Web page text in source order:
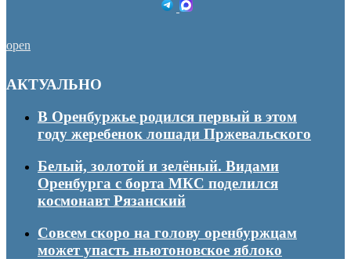
open
АКТУАЛЬНО
В Оренбуржье родился первый в этом
году жеребенок лошади Пржевальского
Белый, золотой и зелёный. Видами
Оренбурга с борта МКС поделился
космонавт Рязанский
Совсем скоро на голову оренбуржцам
может упасть ньютоновское яблоко